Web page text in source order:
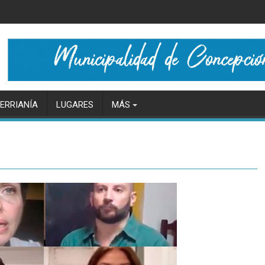
LUGARES MÁS